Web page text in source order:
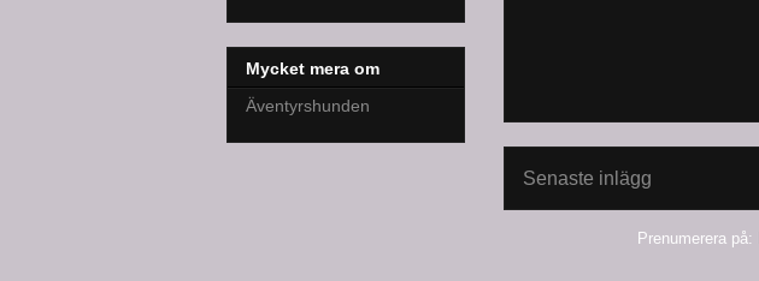
Senaste inlägg
Prenumerera på:
Mycket mera om
Äventyrshunden